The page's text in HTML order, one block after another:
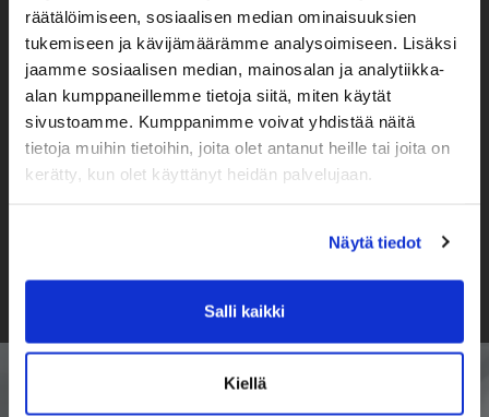
räätälöimiseen, sosiaalisen median ominaisuuksien
tukemiseen ja kävijämäärämme analysoimiseen. Lisäksi
jaamme sosiaalisen median, mainosalan ja analytiikka-
alan kumppaneillemme tietoja siitä, miten käytät
sivustoamme. Kumppanimme voivat yhdistää näitä
tietoja muihin tietoihin, joita olet antanut heille tai joita on
kerätty, kun olet käyttänyt heidän palvelujaan.
Näytä tiedot
Salli kaikki
Kiellä